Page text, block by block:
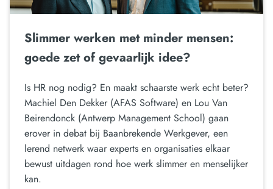
Slimmer werken met minder mensen:
goede zet of gevaarlijk idee?
Is HR nog nodig? En maakt schaarste werk echt beter?
Machiel Den Dekker (AFAS Software) en Lou Van
Beirendonck (Antwerp Management School) gaan
erover in debat bij Baanbrekende Werkgever, een
lerend netwerk waar experts en organisaties elkaar
bewust uitdagen rond hoe werk slimmer en menselijker
kan.